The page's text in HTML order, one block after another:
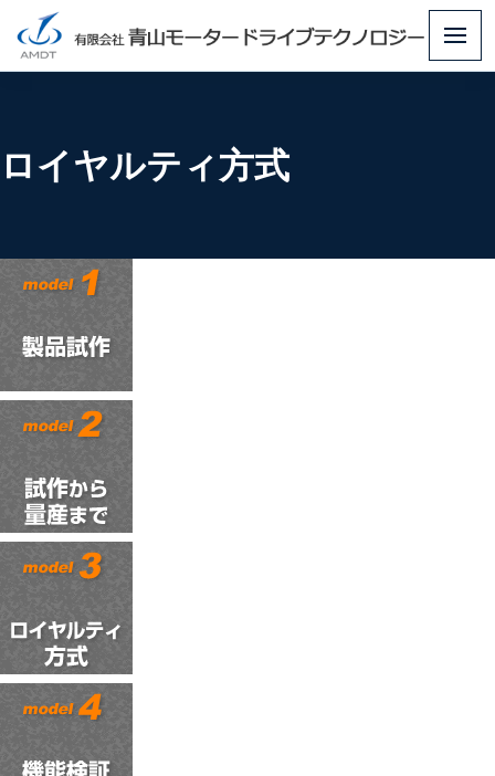
メ
ロイヤルティ方式